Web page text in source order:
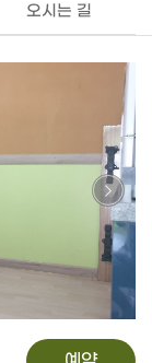
오시는 길